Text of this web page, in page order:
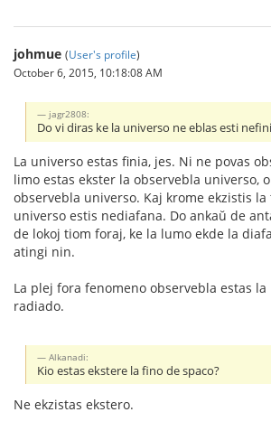
johmue (User's profile)
October 6, 2015, 10:18:08 AM
jagr2808:
Do vi diras ke la universo ne eblas esti
La universo estas finia, jes. Ni ne povas
limo estas ekster la observebla universo,
observebla universo. Kaj krome ekzistis
universo estis nediafana. Do ankaŭ de
de lokoj tiom foraj, ke la lumo ekde la
atingi nin.
La plej fora fenomeno observebla estas la
radiado.
Alkanadi:
Kio estas ekstere la fino de spaco?
Ne ekzistas ekstero.